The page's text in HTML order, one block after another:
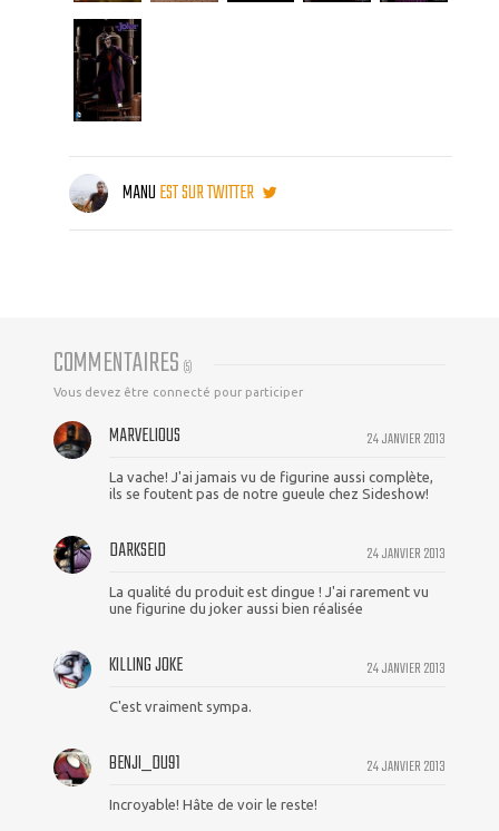
MANUEST SUR TWITTER
COMMENTAIRES (5)
Vous devez être connecté pour participer
24 JANVIER 2013
MARVELIOUS
La vache! J'ai jamais vu de figurine aussi complète,
ils se foutent pas de notre gueule chez Sideshow!
24 JANVIER 2013
DARKSEID
La qualité du produit est dingue ! J'ai rarement vu
une figurine du joker aussi bien réalisée
24 JANVIER 2013
KILLING JOKE
C'est vraiment sympa.
24 JANVIER 2013
BENJI_DU91
Incroyable! Hâte de voir le reste!